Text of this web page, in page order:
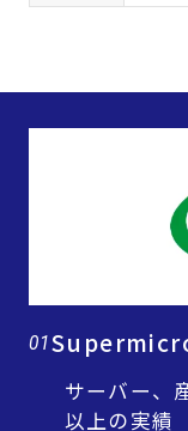
01
サーバー、
以上の実績